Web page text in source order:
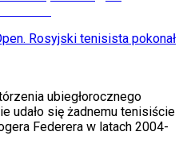
Rosyjski tenisista pokonał
ubiegłorocznego
udało się żadnemu tenisiście
Federera w latach 2004-